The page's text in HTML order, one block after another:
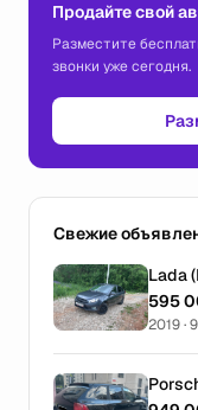
Продайте свой
Разместите
звонки уже сегодня.
Свежие
Lada
595
2019 ·